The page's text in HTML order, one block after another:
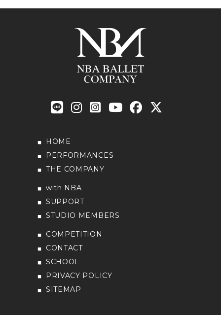
HOME
PERFORMANCES
THE COMPANY
with NBA
SUPPORT
STUDIO MEMBERS
COMPETITION
CONTACT
SCHOOL
PRIVACY POLICY
SITEMAP